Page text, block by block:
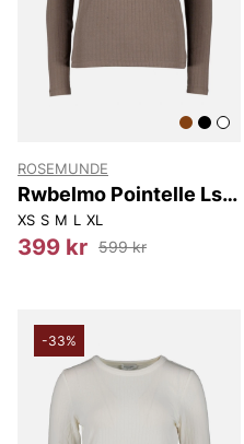
ROSEMUNDE
Rwbelmo Pointelle Ls
T-shirt
XS S M L XL
399 kr 599 kr
-33%